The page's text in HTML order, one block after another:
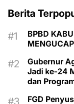
Berita
BPBD
Gubernur
Jadi ke-24
dan
FGD